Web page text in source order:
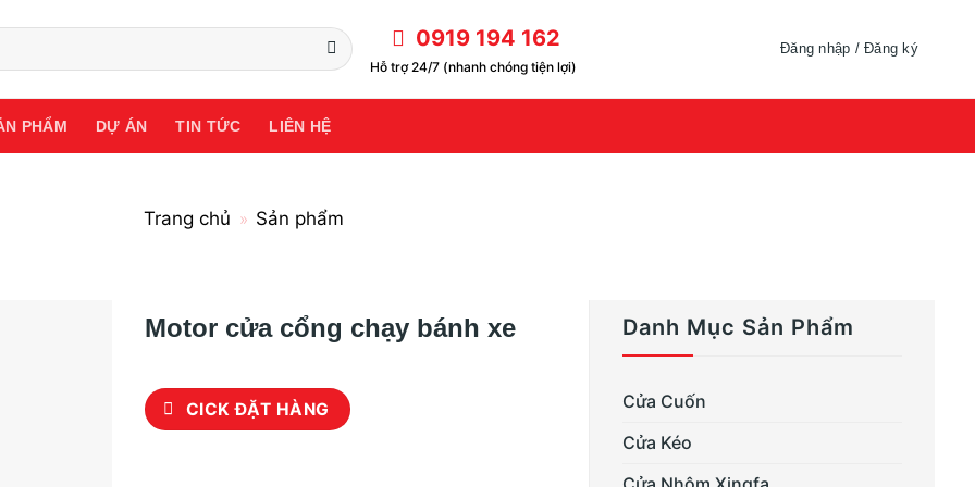
0919 194 162
Hỗ trợ 24/7 (nhanh chóng tiện lợi)
Đăng nhập / Đăng ký
PHẨM DỰ ÁN TIN TỨC LIÊN HỆ
Trang chủ » Sản phẩm
Motor cửa cổng chạy bánh xe
CICK ĐẶT HÀNG
Danh Mục Sản Phẩm
Cửa Cuốn
Cửa Kéo